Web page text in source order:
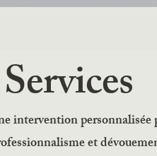
Services
intervention
et